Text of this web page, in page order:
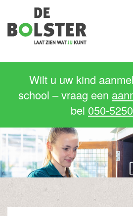
Wilt u uw kind
school – vraag een
bel 050-